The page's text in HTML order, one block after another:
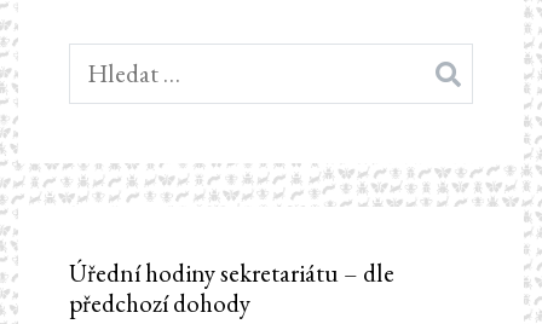
Vyhledávání
Úřední hodiny sekretariátu – dle
předchozí dohody